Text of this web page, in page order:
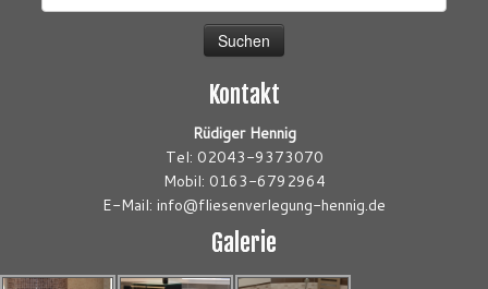
Kontakt
Rüdiger Hennig
Tel: 02043-9373070
Mobil: 0163-6792964
E-Mail: info@fliesenverlegung-hennig.de
Galerie